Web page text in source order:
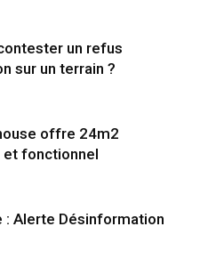
un refus
sur un terrain ?
offre 24m2
et fonctionnel
: Alerte Désinformation